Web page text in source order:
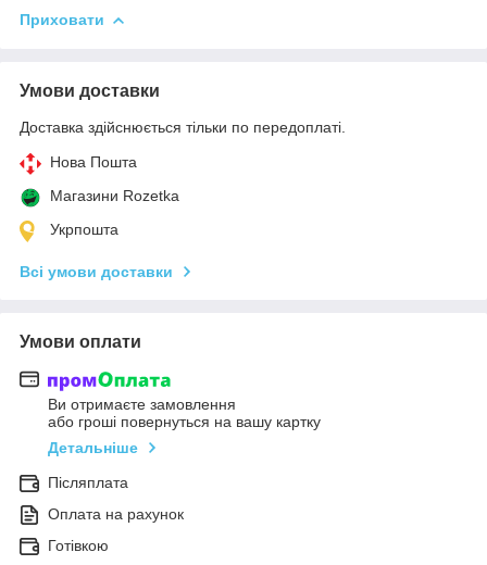
Приховати
Умови доставки
Доставка здійснюється тільки по передоплаті.
Нова Пошта
Магазини Rozetka
Укрпошта
Всі умови доставки
Умови оплати
Ви отримаєте замовлення
або гроші повернуться на вашу картку
Детальніше
Післяплата
Оплата на рахунок
Готівкою